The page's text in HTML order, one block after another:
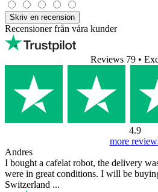
Skriv en recension
Recensioner från våra kunder
Reviews 79 •
4.9
more
Andres
I bought a cafelat robot, the delivery
were in great conditions. I will be
Switzerland ...